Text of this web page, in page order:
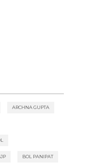
ARCHNA GUPTA
BOL PANIPAT